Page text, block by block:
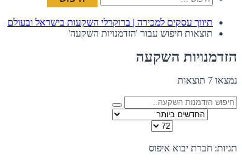
תיווך עסקים למכירה | ברוקרלי השקעות בישראל ובעולם
תוצאות חיפוש עבור 'הזדמנויות השקעה'
הזדמנויות השקעה
נמצאו 7 תוצאות
תגיות: חברת יבוא איפוס